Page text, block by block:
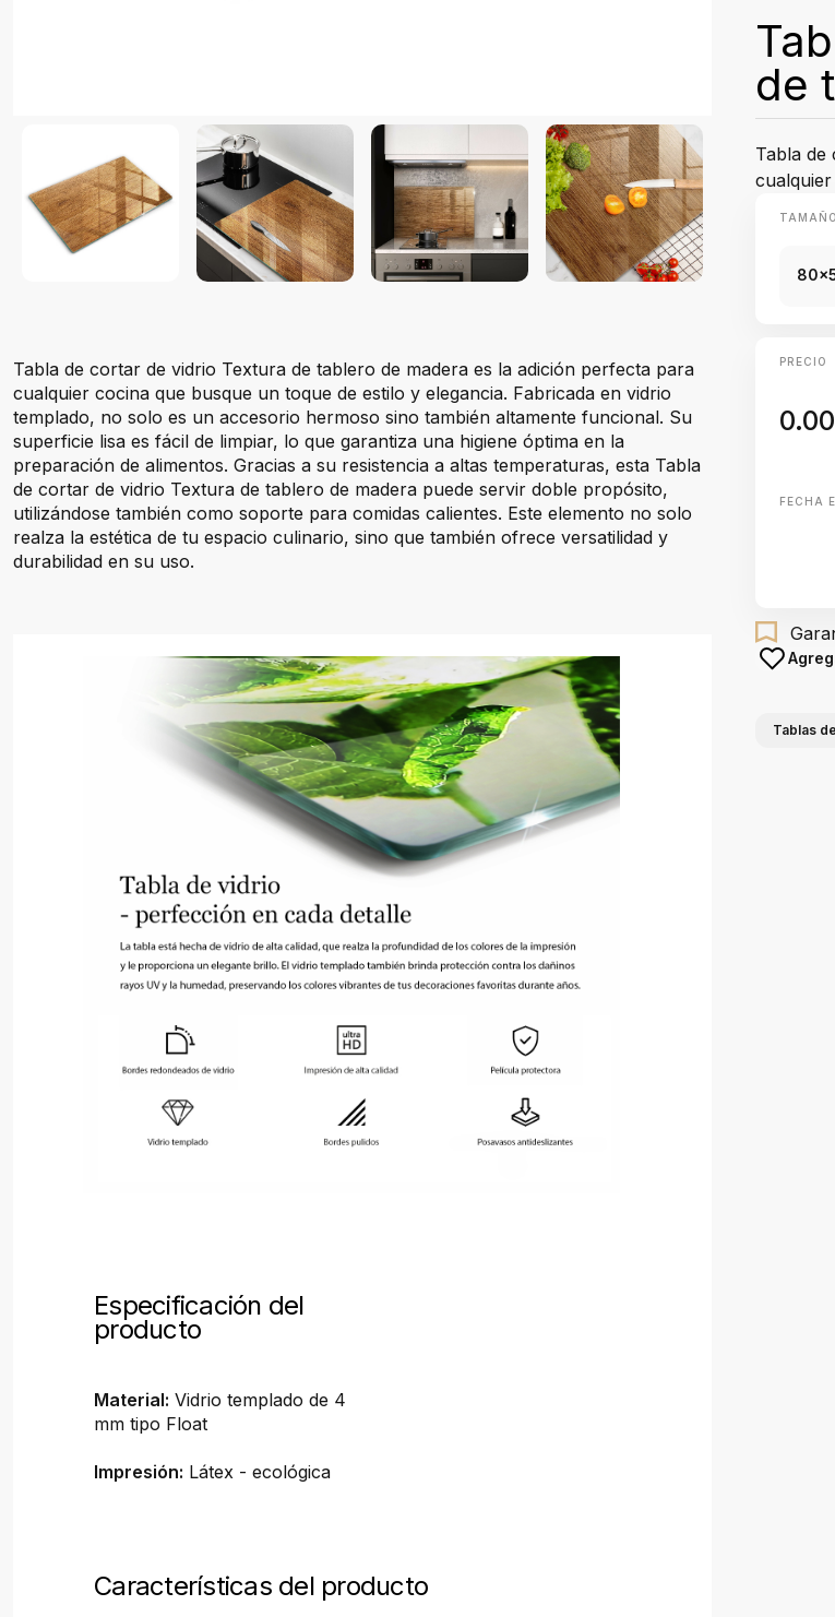
Tabla de cortar de vidrio Textura de tablero de madera es la adición perfecta para
cualquier cocina que busque un toque de estilo y elegancia. Fabricada en vidrio
templado, no solo es un accesorio hermoso sino también altamente funcional. Su
superficie lisa es fácil de limpiar, lo que garantiza una higiene óptima en la
preparación de alimentos. Gracias a su resistencia a altas temperaturas, esta Tabla
de cortar de vidrio Textura de tablero de madera puede servir doble propósito,
utilizándose también como soporte para comidas calientes. Este elemento no solo
realza la estética de tu espacio culinario, sino que también ofrece versatilidad y
durabilidad en su uso.
Especificación del
producto
Material: Vidrio templado de 4
mm tipo Float
Impresión: Látex - ecológica
Características del producto
de
Tabla de
TAMAÑO
PRECIO
0.00
FECHA
Tablas